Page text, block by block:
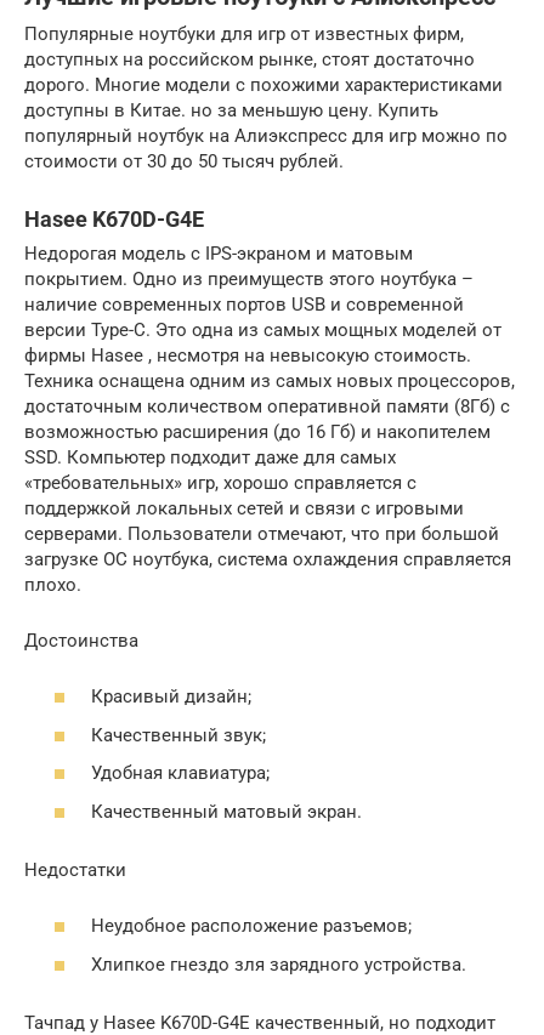
Популярные ноутбуки для игр от известных фирм,
доступных на российском рынке, стоят достаточно
дорого. Многие модели с похожими характеристиками
доступны в Китае. но за меньшую цену. Купить
популярный ноутбук на Алиэкспресс для игр можно по
стоимости от 30 до 50 тысяч рублей.
Hasee K670D-G4E
Недорогая модель с IPS-экраном и матовым
покрытием. Одно из преимуществ этого ноутбука –
наличие современных портов USB и современной
версии Type-C. Это одна из самых мощных моделей от
фирмы Hasee , несмотря на невысокую стоимость.
Техника оснащена одним из самых новых процессоров,
достаточным количеством оперативной памяти (8Гб) с
возможностью расширения (до 16 Гб) и накопителем
SSD. Компьютер подходит даже для самых
«требовательных» игр, хорошо справляется с
поддержкой локальных сетей и связи с игровыми
серверами. Пользователи отмечают, что при большой
загрузке ОС ноутбука, система охлаждения справляется
плохо.
Достоинства
Красивый дизайн;
Качественный звук;
Удобная клавиатура;
Качественный матовый экран.
Недостатки
Неудобное расположение разъемов;
Хлипкое гнездо зля зарядного устройства.
Тачпад у Hasee K670D-G4E качественный, но подходит